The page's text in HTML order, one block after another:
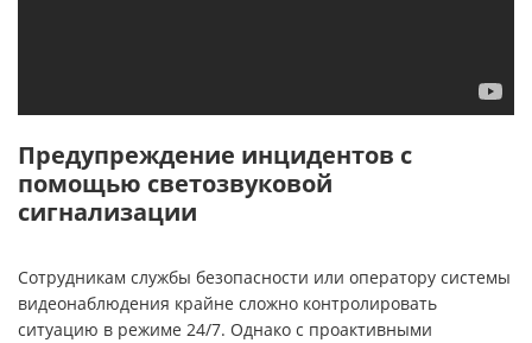
Предупреждение инцидентов с
помощью светозвуковой
сигнализации
Сотрудникам службы безопасности или оператору системы
видеонаблюдения крайне сложно контролировать
ситуацию в режиме 24/7. Однако с проактивными